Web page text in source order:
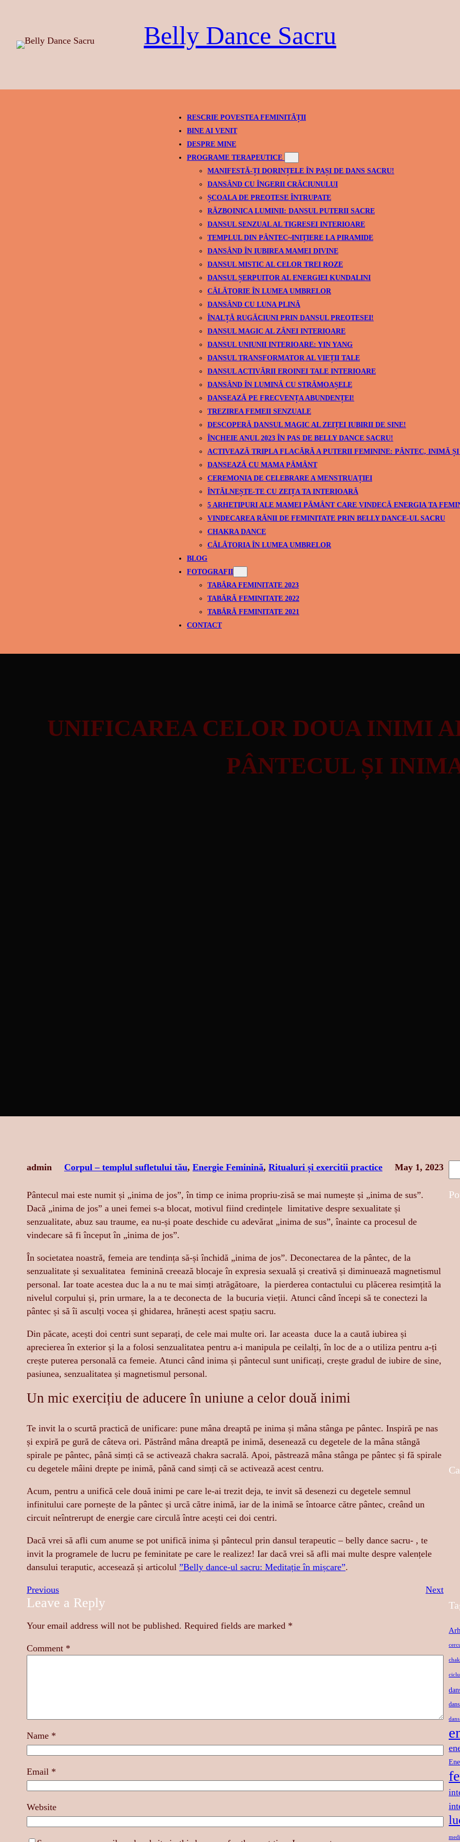
Belly Dance Sacru
RESCRIE POVESTEA FEMINITĂȚII
BINE AI VENIT
DESPRE MINE
PROGRAME TERAPEUTICE
MANIFESTĂ-ȚI DORINȚELE ÎN PAȘI DE DANS SACRU!
DANSÂND CU ÎNGERII CRĂCIUNULUI
ȘCOALA DE PREOTESE ÎNTRUPATE
RĂZBOINICA LUMINII: DANSUL PUTERII SACRE
DANSUL SENZUAL AL TIGRESEI INTERIOARE
TEMPLUL DIN PÂNTEC~INIȚIERE LA PIRAMIDE
DANSÂND ÎN IUBIREA MAMEI DIVINE
DANSUL MISTIC AL CELOR TREI ROZE
DANSUL ȘERPUITOR AL ENERGIEI KUNDALINI
CĂLĂTORIE ÎN LUMEA UMBRELOR
DANSÂND CU LUNA PLINĂ
ÎNALȚĂ RUGĂCIUNI PRIN DANSUL PREOTESEI!
DANSUL MAGIC AL ZÂNEI INTERIOARE
DANSUL UNIUNII INTERIOARE: YIN YANG
DANSUL TRANSFORMATOR AL VIEȚII TALE
DANSUL ACTIVĂRII EROINEI TALE INTERIOARE
DANSÂND ÎN LUMINĂ CU STRĂMOAȘELE
DANSEAZĂ PE FRECVENȚA ABUNDENȚEI!
TREZIREA FEMEII SENZUALE
DESCOPERĂ DANSUL MAGIC AL ZEIȚEI IUBIRII DE SINE!
ÎNCHEIE ANUL 2023 ÎN PAS DE BELLY DANCE SACRU!
ACTIVEAZĂ TRIPLA FLACĂRĂ A PUTERII FEMININE: PÂNTEC, INIMĂ
DANSEAZĂ CU MAMA PĂMÂNT
CEREMONIA DE CELEBRARE A MENSTRUAȚIEI
ÎNTĂLNEȘTE-TE CU ZEIȚA TA INTERIOARĂ
5 ARHETIPURI ALE MAMEI PĂMÂNT CARE VINDECĂ ENERGIA TA
VINDECAREA RĂNII DE FEMINITATE PRIN BELLY DANCE-UL SACRU
CHAKRA DANCE
CĂLĂTORIA ÎN LUMEA UMBRELOR
BLOG
FOTOGRAFII
TABĂRA FEMINITATE 2023
TABĂRĂ FEMINITATE 2022
TABĂRĂ FEMINITATE 2021
CONTACT
UNIFICAREA CELOR DOUA INIMI
PÂNTECUL ȘI
admin Corpul – templul sufletului tău, Energie Feminină, Ritualuri și exercitii practice May 1, 2023
Pântecul mai este numit și „inima de jos”, în timp ce inima propriu-zisă se mai numește și „inima de sus”.
Dacă „inima de jos” a unei femei s-a blocat, motivul fiind credințele limitative despre sexualitate și
senzualitate, abuz sau traume, ea nu-și poate deschide cu adevărat „inima de sus”, înainte ca procesul de
vindecare să fi început în „inima de jos”.
În societatea noastră, femeia are tendința să-și închidă „inima de jos”. Deconectarea de la pântec, de la
senzualitate și sexualitatea feminină creează blocaje în expresia sexuală și creativă și diminuează magnetismul
personal. Iar toate acestea duc la a nu te mai simți atrăgătoare, la pierderea contactului cu plăcerea resimțită la
nivelul corpului și, prin urmare, la a te deconecta de la bucuria vieții. Atunci când începi să te conectezi la
pântec și să îi asculți vocea și ghidarea, hrănești acest spațiu sacru.
Din păcate, acești doi centri sunt separați, de cele mai multe ori. Iar aceasta duce la a caută iubirea și
aprecierea în exterior și la a folosi senzualitatea pentru a-i manipula pe ceilalți, în loc de a o utiliza pentru a-ți
crește puterea personală ca femeie. Atunci când inima și pântecul sunt unificați, crește gradul de iubire de sine,
pasiunea, senzualitatea și magnetismul personal.
Un mic exercițiu de aducere în uniune a celor două inimi
Te invit la o scurtă practică de unificare: pune mâna dreaptă pe inima și mâna stânga pe pântec. Inspiră pe nas
și expiră pe gură de câteva ori. Păstrând mâna dreaptă pe inimă, desenează cu degetele de la mâna stângă
spirale pe pântec, până simți că se activează chakra sacrală. Apoi, păstrează mâna stânga pe pântec și fă spirale
cu degetele mâini drepte pe inimă, până cand simți că se activează acest centru.
Acum, pentru a unifică cele două inimi pe care le-ai trezit deja, te invit să desenezi cu degetele semnul
infinitului care pornește de la pântec și urcă către inimă, iar de la inimă se întoarce către pântec, creând un
circuit neîntrerupt de energie care circulă între acești cei doi centri.
Dacă vrei să afli cum anume se pot unifică inima și pântecul prin dansul terapeutic – belly dance sacru- , te
invit la programele de lucru pe feminitate pe care le realizez! Iar dacă vrei să afli mai multe despre valențele
dansului teraputic, accesează și articolul ”Belly dance-ul sacru: Meditație în mișcare”.
Previous Next
Leave a Reply
Your email address will not be published. Required fields are marked *
Comment *
Name *
Email *
Website
e
a